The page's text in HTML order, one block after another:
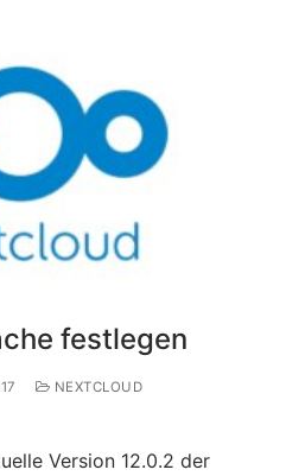
festlegen
NEXTCLOUD
Version 12.0.2 der